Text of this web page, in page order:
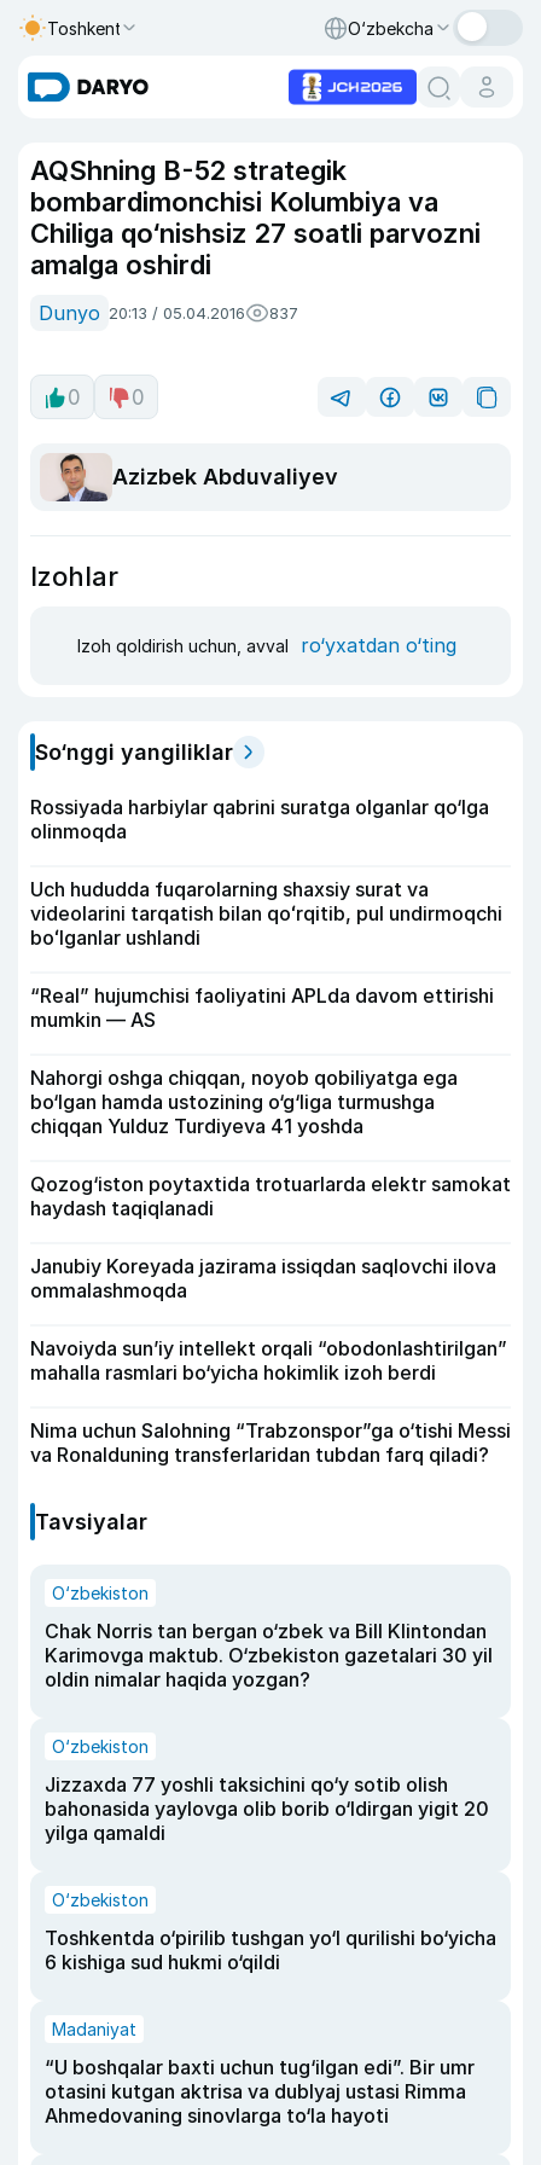
Toshkent O‘zbekcha
AQShning B-52 strategik
bombardimonchisi Kolumbiya va
Chiliga qo‘nishsiz 27 soatli parvozni
amalga oshirdi
Dunyo 20:13 / 05.04.2016 837
0 0
Azizbek Abduvaliyev
Izohlar
Izoh qoldirish uchun, avval ro‘yxatdan o‘ting
So‘nggi yangiliklar
Rossiyada harbiylar qabrini suratga olganlar qo‘lga
olinmoqda
Uch hududda fuqarolarning shaxsiy surat va
videolarini tarqatish bilan qoʻrqitib, pul undirmoqchi
boʻlganlar ushlandi
“Real” hujumchisi faoliyatini APLda davom ettirishi
mumkin — AS
Nahorgi oshga chiqqan, noyob qobiliyatga ega
bo‘lgan hamda ustozining o‘g‘liga turmushga
chiqqan Yulduz Turdiyeva 41 yoshda
Qozog‘iston poytaxtida trotuarlarda elektr samokat
haydash taqiqlanadi
Janubiy Koreyada jazirama issiqdan saqlovchi ilova
ommalashmoqda
Navoiyda sun’iy intellekt orqali “obodonlashtirilgan”
mahalla rasmlari bo‘yicha hokimlik izoh berdi
Nima uchun Salohning “Trabzonspor”ga o‘tishi Messi
va Ronalduning transferlaridan tubdan farq qiladi?
Tavsiyalar
O‘zbekiston
Chak Norris tan bergan o‘zbek va Bill Klintondan
Karimovga maktub. O‘zbekiston gazetalari 30 yil
oldin nimalar haqida yozgan?
O‘zbekiston
Jizzaxda 77 yoshli taksichini qo‘y sotib olish
bahonasida yaylovga olib borib o‘ldirgan yigit 20
yilga qamaldi
O‘zbekiston
Toshkentda o‘pirilib tushgan yo‘l qurilishi bo‘yicha
6 kishiga sud hukmi o‘qildi
Madaniyat
“U boshqalar baxti uchun tug‘ilgan edi”. Bir umr
otasini kutgan aktrisa va dublyaj ustasi Rimma
Ahmedovaning sinovlarga to‘la hayoti